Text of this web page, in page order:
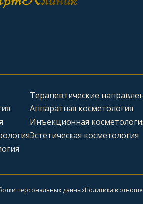
Терапевтические
Аппаратная косметология
Инъекционная
Эстетическая косметология
персональных данныхПолитика в